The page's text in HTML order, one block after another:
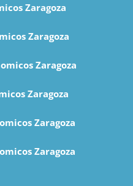
Zaragoza
Zaragoza
Zaragoza
Zaragoza
Zaragoza
Zaragoza